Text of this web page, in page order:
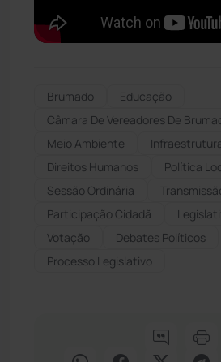
Brumado
Educação
Câmara De Vereadores De
Meio Ambiente
Direitos Humanos
Política
Sessão Ordinária
Participação Cidadã
Votação
Debates Políticos
Processo Legislativo